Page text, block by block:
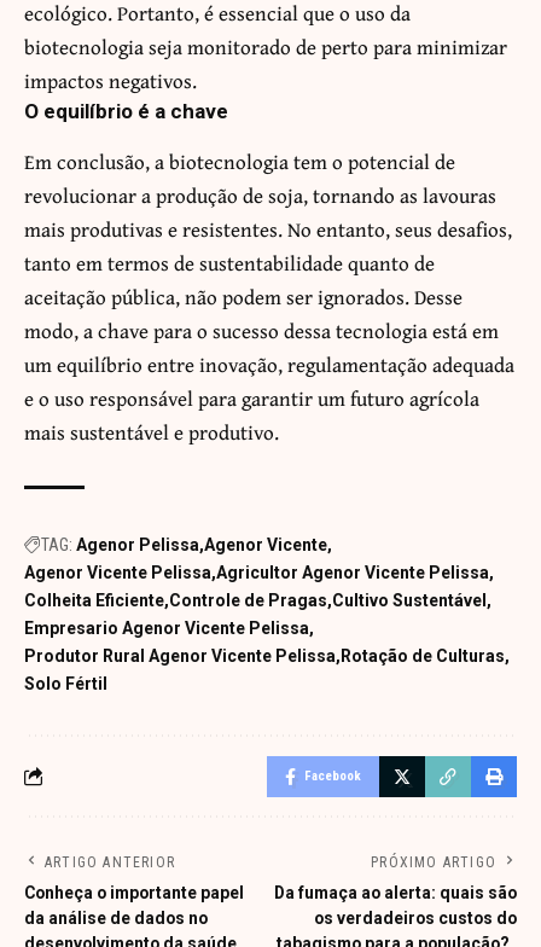
ecológico. Portanto, é essencial que o uso da
biotecnologia seja monitorado de perto para minimizar
impactos negativos.
O equilíbrio é a chave
Em conclusão, a biotecnologia tem o potencial de
revolucionar a produção de soja, tornando as lavouras
mais produtivas e resistentes. No entanto, seus desafios,
tanto em termos de sustentabilidade quanto de
aceitação pública, não podem ser ignorados. Desse
modo, a chave para o sucesso dessa tecnologia está em
um equilíbrio entre inovação, regulamentação adequada
e o uso responsável para garantir um futuro agrícola
mais sustentável e produtivo.
TAG: Agenor Pelissa Agenor Vicente
Agenor Vicente Pelissa Agricultor Agenor Vicente Pelissa
Colheita Eficiente Controle de Pragas Cultivo Sustentável
Empresario Agenor Vicente Pelissa
Produtor Rural Agenor Vicente Pelissa Rotação de Culturas
Solo Fértil
Facebook
ARTIGO ANTERIOR
Conheça o importante papel
da análise de dados no
PRÓXIMO ARTIGO
Da fumaça ao alerta: quais são
os verdadeiros custos do